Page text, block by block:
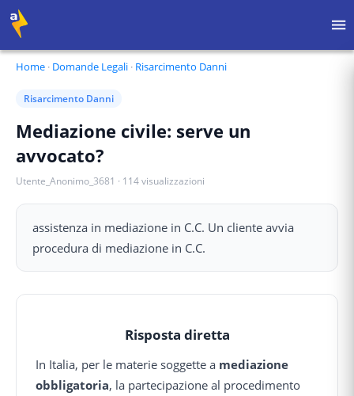
Home · Domande Legali · Risarcimento Danni
Risarcimento Danni
Mediazione civile: serve un
avvocato?
Utente_Anonimo_3681 · 114visualizzazioni
assistenza in mediazione in C.C. Un cliente avvia
procedura di mediazione in C.C.
Risposta diretta
In Italia, per le materie soggette a mediazione
obbligatoria, la partecipazione al procedimento